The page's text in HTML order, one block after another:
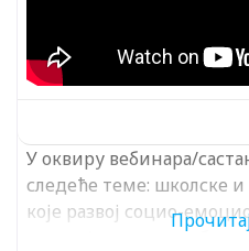
У оквиру вебинара/
следеће теме: школске
које развој социо-
стављају у центар